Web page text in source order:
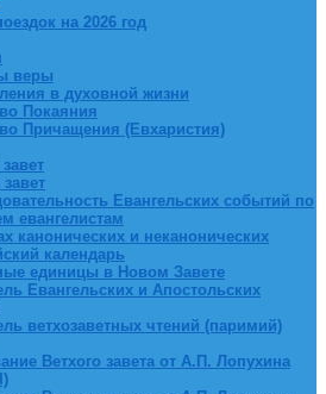
на 2026 год
веры
в духовной жизни
Покаяния
Причащения (Евхаристия)
завет
Евангельских событий по
евангелистам
канонических и неканонических
календарь
единицы в Новом Завете
Евангельских и Апостольских
ветхозаветных чтений (паримий)
Ветхого завета от А.П. Лопухина